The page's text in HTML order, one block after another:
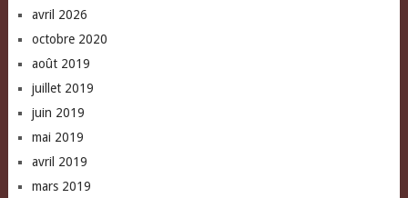
avril 2026
octobre 2020
août 2019
juillet 2019
juin 2019
mai 2019
avril 2019
mars 2019